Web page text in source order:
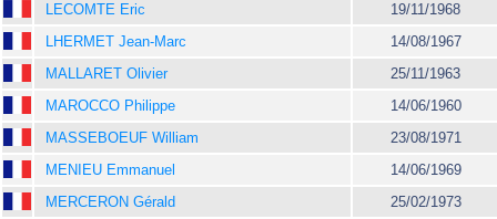
LECOMTE Eric
19/11/1968
LHERMET Jean-Marc
14/08/1967
MALLARET Olivier
25/11/1963
MAROCCO Philippe
14/06/1960
MASSEBOEUF William
23/08/1971
MENIEU Emmanuel
14/06/1969
MERCERON Gérald
25/02/1973